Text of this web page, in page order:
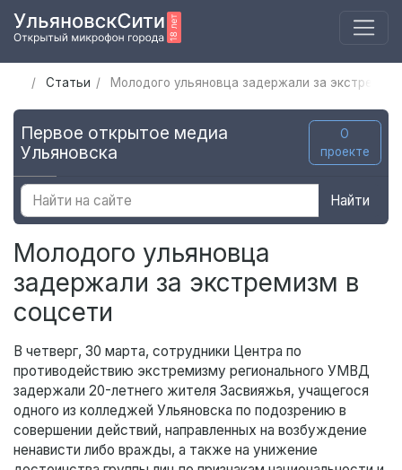
Статьи Молодого ульяновца задержали за
Первое открытое медиа
Ульяновска
О
проекте
Найти
Молодого ульяновца
задержали за экстремизм в
соцсети
В четверг, 30 марта, сотрудники Центра по
противодействию экстремизму регионального УМВД
задержали 20-летнего жителя Засвияжья, учащегося
одного из колледжей Ульяновска по подозрению в
совершении действий, направленных на возбуждение
ненависти либо вражды, а также на унижение